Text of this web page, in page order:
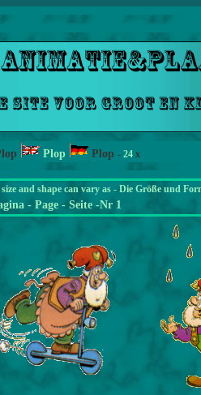
Plop Plop - 24 x
and shape can vary as - Die Größe und
- Page - Seite -Nr 1